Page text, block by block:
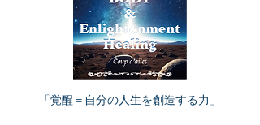
「覚醒＝自分の人生を創造する力」